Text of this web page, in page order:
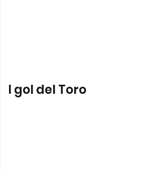
I gol del Toro